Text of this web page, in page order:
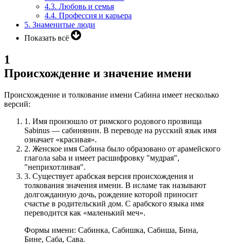
4.3. Любовь и семья
4.4. Профессия и карьера
5. Знаменитые люди
Показать всё
1
Происхождение и значение имени
Происхождение и толкование имени Сабина имеет несколько
версий:
1. Имя произошло от римского родового прозвища
Sabinus — сабинянин. В переводе на русский язык имя
означает «красивая».
2. Женское имя Сабина было образовано от арамейского
глагола saba и имеет расшифровку "мудрая",
"неприхотливая".
3. Существует арабская версия происхождения и
толкования значения имени. В исламе так называют
долгожданную дочь, рождение которой приносит
счастье в родительский дом. С арабского языка имя
переводится как «маленький меч».
Формы имени: Сабинка, Сабишка, Сабиша, Бина,
Бине, Саба, Сава.